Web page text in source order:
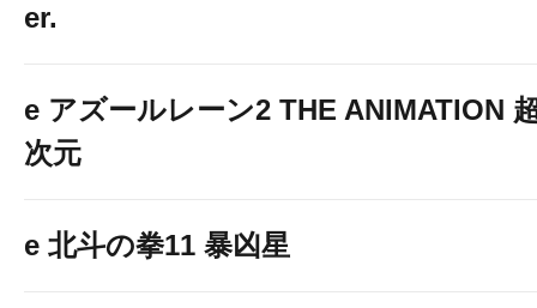
er.
e アズールレーン2 THE ANIMATION
次元
e 北斗の拳11 暴凶星